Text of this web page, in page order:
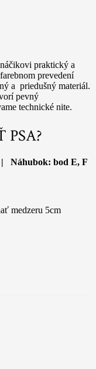
praktický a
prevedení
a priedušný materiál.
pevný
technické nite.
PSA?
Náhubok: bod E, F
medzeru 5cm